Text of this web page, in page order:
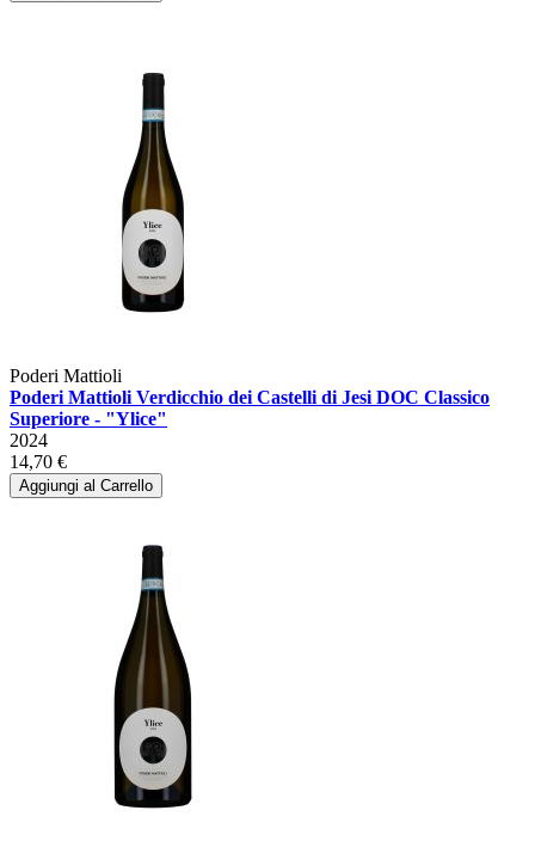
Poderi Mattioli
Poderi Mattioli Verdicchio dei Castelli di Jesi DOC Classico
Superiore - "Ylice"
2024
14,70 €
Aggiungi al Carrello